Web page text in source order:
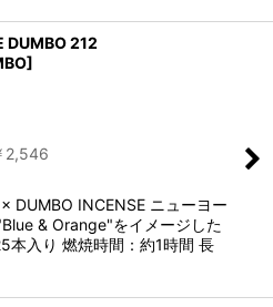
DUMBO 212
]
2,546
DUMBO INCENSE ニューヨー
& Orange"をイメージした
本入り 燃焼時間：約1時間 長